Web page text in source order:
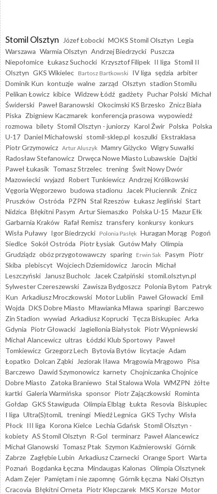
Stomil Olsztyn Józef Łobocki MOKS Stomil Olsztyn Legia
Warszawa Warmia Olsztyn Andrzej Biedrzycki Puszcza
Niepołomice Łukasz Suchocki Krzysztof Filipek II liga Stomil II
Olsztyn GKS Wikielec Bartosz Bartkowski IV liga sędzia arbiter
Dominik Kun kontuzje walne zarząd Olsztyn stadion Stomilu
Pelikan Łowicz kibice Widzew Łódź gadżety Puchar Polski Michał
Świderski Paweł Baranowski Okocimski KS Brzesko Znicz Biała
Piska Zbigniew Kaczmarek konferencja prasowa wypowiedź
rozmowa bilety Stomil Olsztyn - juniorzy Karol Żwir Polska Polska
U-17 Daniel Michałowski stomil-sklep.pl koszulki Ekstraklasa
Piotr Grzymowicz Artur Aluszyk Mamry Giżycko Wigry Suwałki
Radosław Stefanowicz Drwęca Nowe Miasto Lubawskie Dajtki
Paweł Łukasik Tomasz Strzelec trening Świt Nowy Dwór
Mazowiecki wyjazd Robert Tunkiewicz Andrzej Królikowski
Vęgoria Węgorzewo budowa stadionu Jacek Płuciennik Znicz
Pruszków Ostróda PZPN Stal Rzeszów Łukasz Jegliński Start
Nidzica Błękitni Pasym Artur Siemaszko Polska U-15 Mazur Ełk
Garbarnia Kraków Rafał Remisz transfery konkursy konkurs
Wisła Puławy Igor Biedrzycki Polonia Pasłęk Huragan Morąg Pogoń
Siedlce Sokół Ostróda Piotr Łysiak Gutów Mały Olimpia
Grudziądz obóz przygotowawczy sparing Erwin Sak Pasym Piotr
Skiba plebiscyt Wojciech Dziemidowicz Jarocin Michał
Leszczyński
Janusz Bucholc Jacek Czałpiński stomil.olsztyn.pl
Sylwester Czereszewski Zawisza Bydgoszcz Polonia Bytom Patryk
Kun Arkadiusz Mroczkowski Motor Lublin Paweł Głowacki Emil
Wojda DKS Dobre Miasto Mławianka Mława sparingi Barczewo
Zin Stadion wywiad Arkadiusz Koprucki Tęcza Biskupiec Arka
Gdynia Piotr Głowacki Jagiellonia Białystok Piotr Wypniewski
Michał Alancewicz ultras Łódzki Klub Sportowy Paweł
Tomkiewicz Grzegorz Lech Bytovia Bytów licytacje Adam
Łopatko Dolcan Ząbki Jeziorak Iława Mrągowia Mrągowo Pisa
Barczewo Dawid Szymonowicz karnety Chojniczanka Chojnice
Dobre Miasto Zatoka Braniewo Stal Stalowa Wola WMZPN żółte
kartki Galeria Warmińska sponsor Piotr Zajączkowski Rominta
Gołdap GKS Stawiguda Olimpia Elbląg Łukta Resovia Biskupiec
I liga Ultra(S)tomiL treningi Miedź Legnica GKS Tychy Wisła
Płock III liga Korona Kielce Lechia Gdańsk Stomil Olsztyn -
kobiety AS Stomil Olsztyn R-Gol terminarz Paweł Alancewicz
Michał Glanowski Tomasz Ptak Szymon Kaźmierowski Górnik
Zabrze Zagłębie Lubin Arkadiusz Czarnecki Orange Sport Warta
Poznań Bogdanka Łęczna Mindaugas Kalonas Olimpia Olsztynek
Adam Zejer Pamiętam i nie zapomnę Górnik Łęczna Naki Olsztyn
Cracovia Błękitni Orneta Piotr Klepczarek MKS Korsze Motor